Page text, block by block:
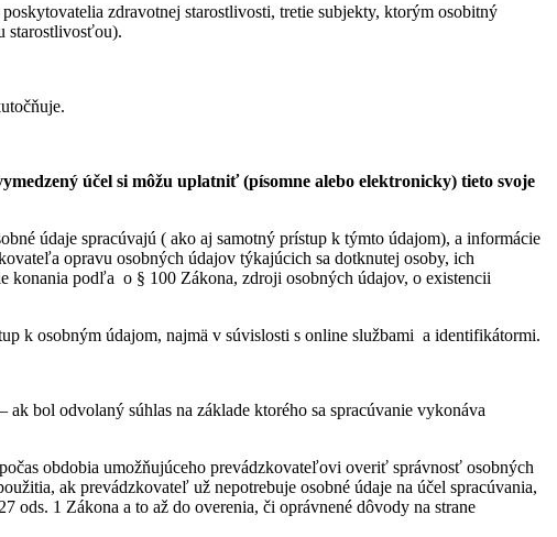
zdravotnej starostlivosti, tretie subjekty, ktorým osobitný
starostlivosťou).
účel si môžu uplatniť (písomne alebo elektronicky) tieto svoje
údaje spracúvajú ( ako aj samotný prístup k týmto údajom), a informácie
opravu osobných údajov týkajúcich sa dotknutej osoby, ich
konania podľa o § 100 Zákona, zdroji osobných údajov, o existencii
k osobným údajom, najmä v súvislosti s online službami a identifikátormi.
bol odvolaný súhlas na základe ktorého sa spracúvanie vykonáva
obdobia umožňujúceho prevádzkovateľovi overiť správnosť osobných
ak prevádzkovateľ už nepotrebuje osobné údaje na účel spracúvania,
ods. 1 Zákona a to až do overenia, či oprávnené dôvody na strane